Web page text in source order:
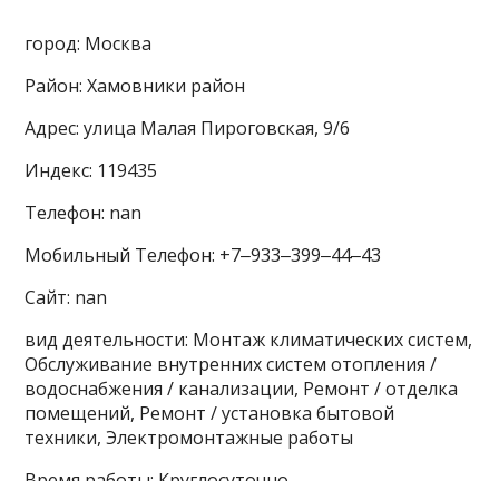
город: Москва
Район: Хамовники район
Адрес: улица Малая Пироговская, 9/6
Индекс: 119435
Телефон: nan
Мобильный Телефон: +7‒933‒399‒44‒43
Сайт: nan
вид деятельности: Монтаж климатических систем,
Обслуживание внутренних систем отопления /
водоснабжения / канализации, Ремонт / отделка
помещений, Ремонт / установка бытовой
техники, Электромонтажные работы